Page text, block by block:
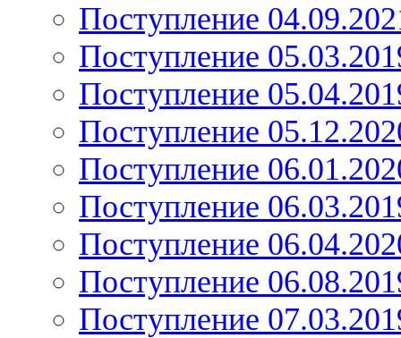
Поступление
Поступление
Поступление
Поступление
Поступление
Поступление
Поступление
Поступление
Поступление